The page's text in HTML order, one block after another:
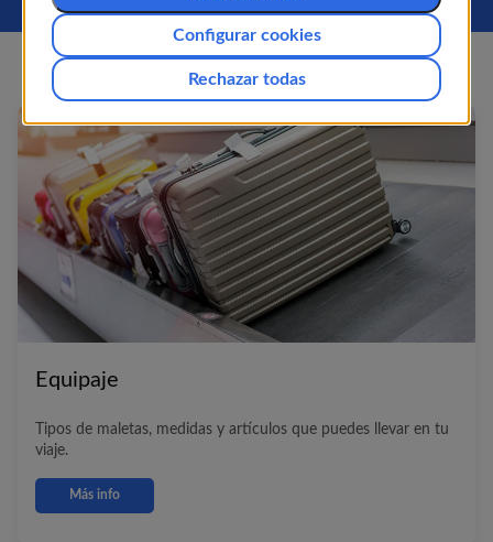
Equipaje
Tipos de maletas, medidas y artículos que puedes llevar en tu
viaje.
Más info
Rechazar todas
Configurar cookies